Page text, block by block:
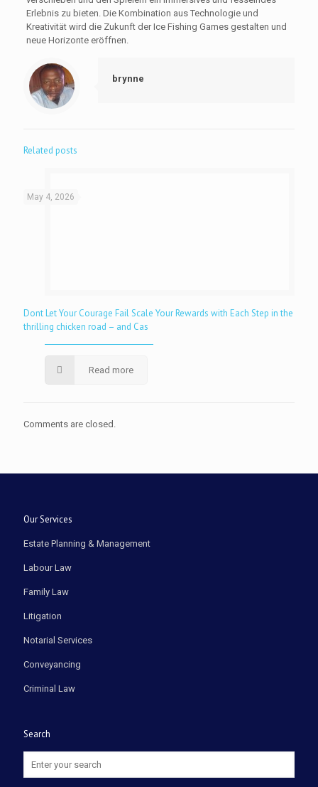
Erlebnis zu bieten. Die Kombination aus Technologie und
Kreativität wird die Zukunft der Ice Fishing Games gestalten und
neue Horizonte eröffnen.
brynne
Related posts
May 4, 2026
Dont Let Your Courage Fail Scale Your Rewards with Each Step in the
thrilling chicken road – and Cas
Read more
Comments are closed.
Our Services
Estate Planning & Management
Labour Law
Family Law
Litigation
Notarial Services
Conveyancing
Criminal Law
Search